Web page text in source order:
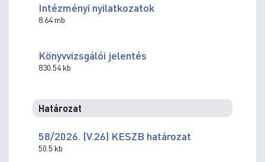
Intézményi nyilatkozatok
8.64 mb
Könyvvizsgálói jelentés
830.54 kb
Határozat
58/2026. (V.26) KESZB határozat
50.5 kb